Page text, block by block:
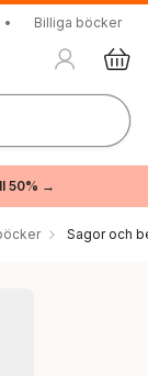
• Billiga böcker
50% →
Sagor och